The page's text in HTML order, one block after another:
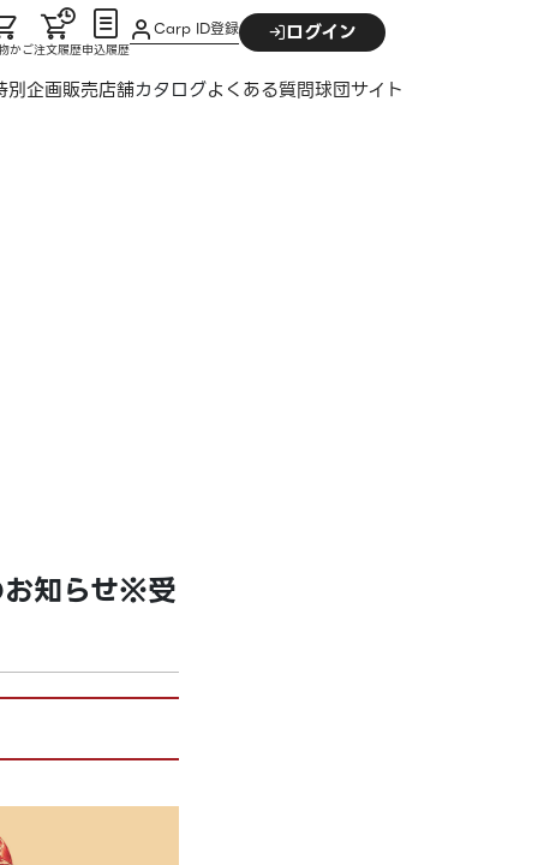
かご注文履歴申込履歴
Carp ID登録 ログイン
別企画販売店舗カタログよくある質問球団サイト
知らせ※受